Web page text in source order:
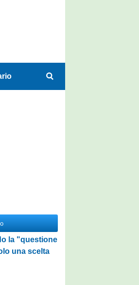
la "questione
una scelta